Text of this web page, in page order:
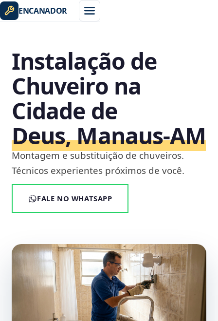
ENCANADOR
Instalação de
Chuveiro na
Cidade de
Deus, Manaus‑AM
Montagem e substituição de chuveiros.
Técnicos experientes próximos de você.
FALE NO WHATSAPP